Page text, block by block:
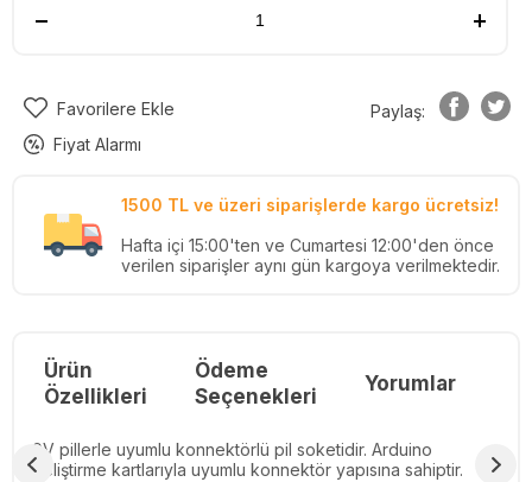
Favorilere Ekle
Fiyat Alarmı
Paylaş:
1500 TL ve üzeri siparişlerde kargo ücretsiz!
Hafta içi 15:00'ten ve Cumartesi 12:00'den önce
verilen siparişler aynı gün kargoya verilmektedir.
Ürün
Özellikleri
Ödeme
Seçenekleri
Yorumlar
9V pillerle uyumlu konnektörlü pil soketidir. Arduino
geliştirme kartlarıyla uyumlu konnektör yapısına sahiptir.